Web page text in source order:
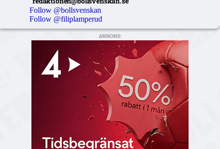
Follow @bollsvenskan
Follow @filiplamperud
ANNONS: